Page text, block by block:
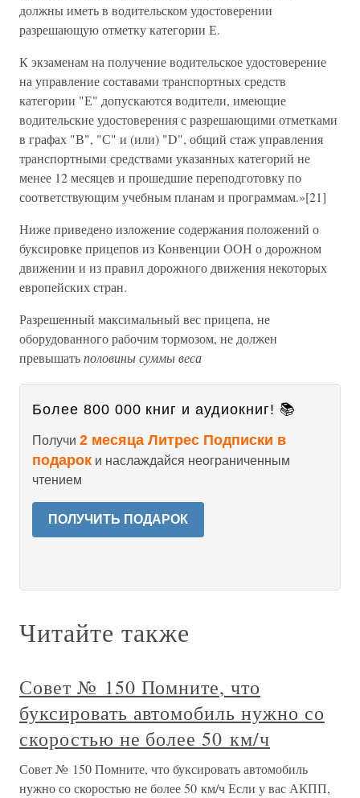
должны иметь в водительском удостоверении
разрешающую отметку категории Е.
К экзаменам на получение водительское удостоверение
на управление составами транспортных средств
категории "Е" допускаются водители, имеющие
водительские удостоверения с разрешающими отметками
в графах "В", "С" и (или) "D", общий стаж управления
транспортными средствами указанных категорий не
менее 12 месяцев и прошедшие переподготовку по
соответствующим учебным планам и программам.»[21]
Ниже приведено изложение содержания положений о
буксировке прицепов из Конвенции ООН о дорожном
движении и из правил дорожного движения некоторых
европейских стран.
Разрешенный максимальный вес прицепа, не
оборудованного рабочим тормозом, не должен
превышатьполовины суммы веса
Более 800 000 книг и аудиокниг! 📚
Получи 2 месяца Литрес Подписки в
подарок и наслаждайся неограниченным
чтением
ПОЛУЧИТЬ ПОДАРОК
Читайте также
Совет № 150 Помните, что
буксировать автомобиль нужно со
скоростью не более 50 км/ч
Совет № 150 Помните, что буксировать автомобиль
нужно со скоростью не более 50 км/ч Если у вас АКПП,